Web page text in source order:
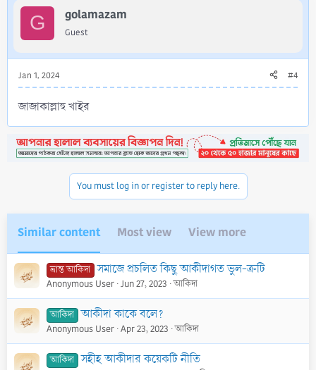
G golamazam
Guest
Jan 1, 2024 #4
জাজাকাল্লাহু খাইর
You must log in or register to reply here.
Similar content Most view View more
ভ্রান্ত আকিদা সমাজে প্রচলিত কিছু আকীদাগত ভুল-ত্রুটি
Anonymous User Jun 27, 2023 আকিদা
আকিদা আকীদা কাকে বলে?
Anonymous User Apr 23, 2023 আকিদা
আকিদা সহীহ আকীদার কয়েকটি নীতি